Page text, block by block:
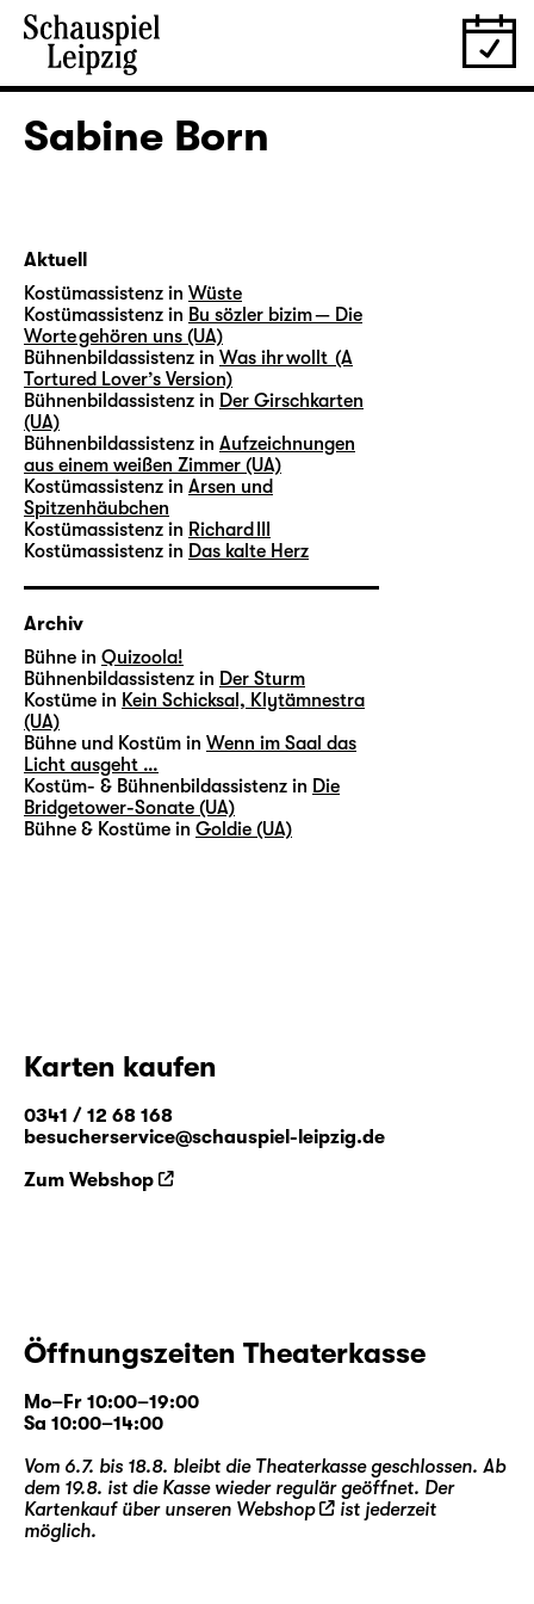
Sabine Born
Aktuell
Kostümassistenz in Wüste
Kostümassistenz in Bu sözler bizim — Die
Worte gehören uns (UA)
Bühnenbildassistenz in Was ihr wollt (A
Tortured Lover’s Version)
Bühnenbildassistenz in Der Girschkarten
(UA)
Bühnenbildassistenz in Aufzeichnungen
aus einem weißen Zimmer (UA)
Kostümassistenz in Arsen und
Spitzenhäubchen
Kostümassistenz in Richard III
Kostümassistenz in Das kalte Herz
Archiv
Bühne in Quizoola!
Bühnenbildassistenz in Der Sturm
Kostüme in Kein Schicksal, Klytämnestra
(UA)
Bühne und Kostüm in Wenn im Saal das
Licht ausgeht …
Kostüm- & Bühnenbildassistenz in Die
Bridgetower-Sonate (UA)
Bühne & Kostüme in Goldie (UA)
Karten kaufen
0341 / 12 68 168
besucherservice@schauspiel-leipzig.de
Zum Webshop
Öffnungszeiten Theaterkasse
Mo–Fr 10:00–19:00
Sa 10:00–14:00
Vom 6.7. bis 18.8. bleibt die Theaterkasse geschlossen. Ab
dem 19.8. ist die Kasse wieder regulär geöffnet. Der
Kartenkauf über unseren Webshop
ist jederzeit
möglich.